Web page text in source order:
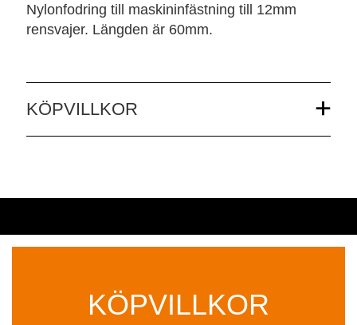
Nylonfodring till maskininfästning till 12mm
rensvajer. Längden är 60mm.
KÖPVILLKOR
KÖPVILLKOR